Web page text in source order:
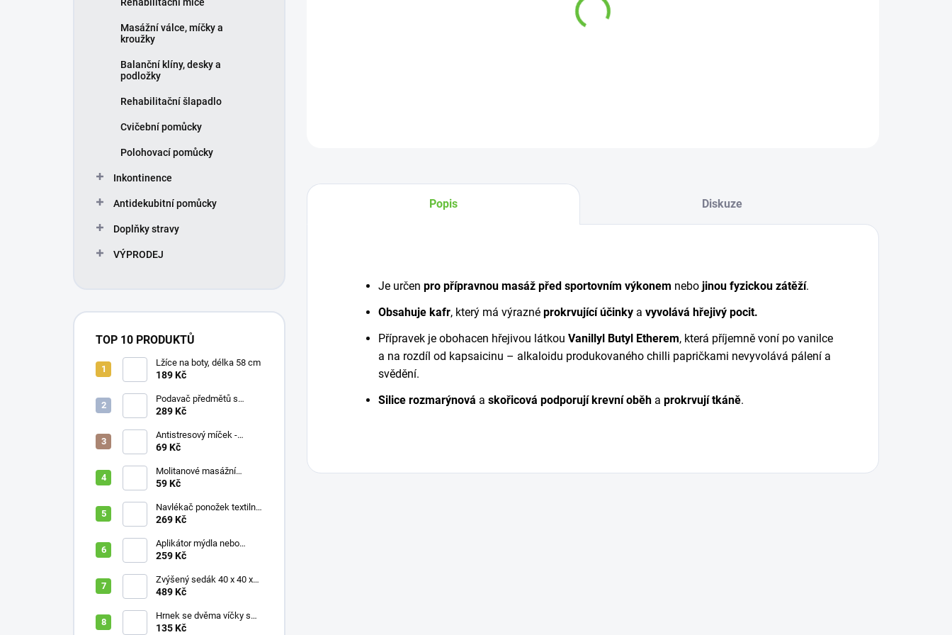
Masážní válce, míčky a
kroužky
Balanční klíny, desky a
podložky
Rehabilitační šlapadlo
Cvičební pomůcky
Polohovací pomůcky
Inkontinence
Antidekubitní pomůcky
Doplňky stravy
VÝPRODEJ
TOP 10 PRODUKTŮ
Lžíce na boty, délka 58 cm
189 Kč
Podavač předmětů s
magnetem / prodloužená
81 / 90 cm
289 Kč
Antistresový míček -
průměr 75 mm, mix barev
69 Kč
Molitanové masážní
míčky, různé velikosti
59 Kč
Navlékač ponožek textilní
s plastovou vložkou
269 Kč
Aplikátor mýdla nebo
krému se zásobníkem a
259 Kč
Zvýšený sedák 40 x 40 x
10 cm
489 Kč
Hrnek se dvěma víčky s
krátkými náustky, nápoje,
135 Kč
Popis Diskuze
Je určen pro přípravnou masáž před sportovním výkonem nebo jinou fyzickou zátěží.
Obsahuje kafr, který má výrazné prokrvující účinky a vyvolává hřejivý pocit.
Přípravek je obohacen hřejivou látkou Vanillyl Butyl Etherem, která příjemně voní po vanilce
a na rozdíl od kapsaicinu – alkaloidu produkovaného chilli papričkami nevyvolává pálení a
svědění.
Silice rozmarýnová a skořicová podporují krevní oběh a prokrvují tkáně.